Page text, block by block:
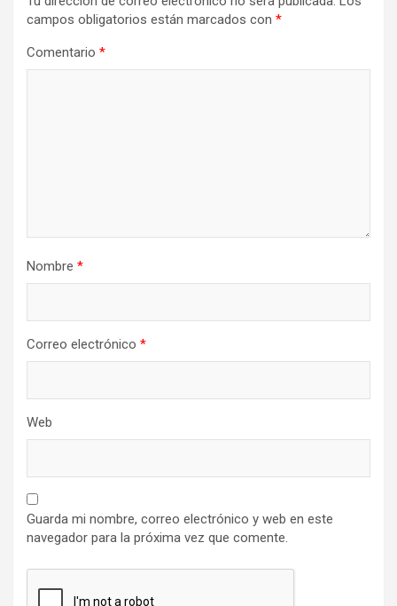
campos obligatorios están marcados con *
Comentario *
Nombre *
Correo electrónico *
Web
Guarda mi nombre, correo electrónico y web en este
navegador para la próxima vez que comente.